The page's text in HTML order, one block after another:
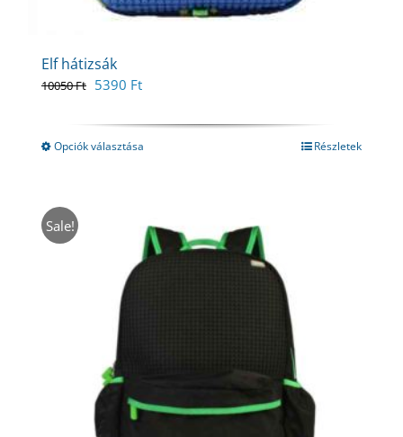
Elf hátizsák
10050Ft Original
was:
10050 Ft.
5390 FtCurrent
is:
5390 Ft.
Opciók választása Részletek
Sale!